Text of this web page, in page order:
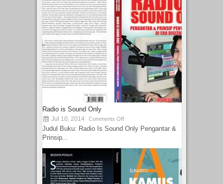
Radio is Sound Only
Jul 10, 2014 Comments Off
Judul Buku: Radio Is Sound Only Pengantar &
Prinsip...